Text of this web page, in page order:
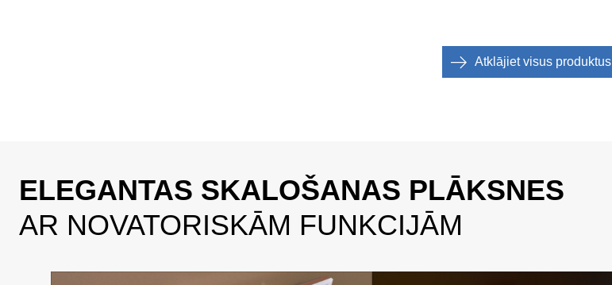
Atklājiet visus produktus
ELEGANTAS SKALOŠANAS PLĀKSNES
AR NOVATORISKĀM FUNKCIJĀM